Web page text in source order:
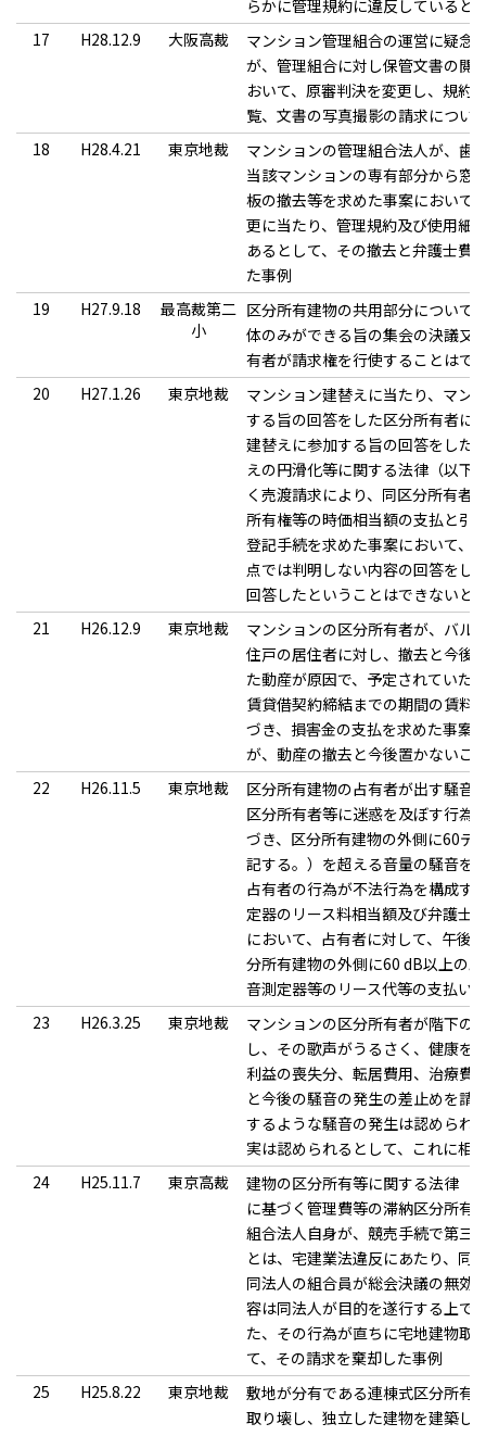
らかに管理規約に違反していると
17
H28.12.9 大阪高裁
マンション管理組合の運営に疑念
が、管理組合に対し保管文書の閲
おいて、原審判決を変更し、規約
覧、文書の写真撮影の請求につい
18
H28.4.21 東京地裁
マンションの管理組合法人が、歯
当該マンションの専有部分から窓
板の撤去等を求めた事案において
更に当たり、管理規約及び使用細
あるとして、その撤去と弁護士費
た事例
19
H27.9.18
最高裁第二
小
区分所有建物の共用部分について
体のみができる旨の集会の決議又
有者が請求権を行使することはで
20
H27.1.26 東京地裁
マンション建替えに当たり、マン
する旨の回答をした区分所有者に
建替えに参加する旨の回答をした
えの円滑化等に関する法律（以下
く売渡請求により、同区分所有者
所有権等の時価相当額の支払と引
登記手続を求めた事案において、
点では判明しない内容の回答をし
回答したということはできないと
21
H26.12.9 東京地裁
マンションの区分所有者が、バル
住戸の居住者に対し、撤去と今後
た動産が原因で、予定されていた
賃貸借契約締結までの期間の賃料
づき、損害金の支払を求めた事案
が、動産の撤去と今後置かないこ
22
H26.11.5 東京地裁
区分所有建物の占有者が出す騒音
区分所有者等に迷惑を及ぼす行為
づき、区分所有建物の外側に60デ
記する。）を超える音量の騒音を
占有者の行為が不法行為を構成す
定器のリース料相当額及び弁護士
において、占有者に対して、午後
分所有建物の外側に60 dB以上の
音測定器等のリース代等の支払い
23
H26.3.25 東京地裁
マンションの区分所有者が階下の
し、その歌声がうるさく、健康を
利益の喪失分、転居費用、治療費
と今後の騒音の発生の差止めを請
するような騒音の発生は認められ
実は認められるとして、これに相
24
H25.11.7 東京高裁
建物の区分所有等に関する法律（
に基づく管理費等の滞納区分所有
組合法人自身が、競売手続で第三
とは、宅建業法違反にあたり、同
同法人の組合員が総会決議の無効
容は同法人が目的を遂行する上で
た、その行為が直ちに宅地建物取
て、その請求を棄却した事例
25
H25.8.22 東京地裁
敷地が分有である連棟式区分所有
取り壊し、独立した建物を建築し